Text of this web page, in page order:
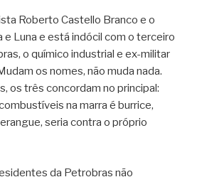
Roberto Castello Branco e o
e Luna e está indócil com o terceiro
o químico industrial e ex-militar
os nomes, não muda nada.
os três concordam no principal:
na marra é burrice,
seria contra o próprio
da Petrobras não